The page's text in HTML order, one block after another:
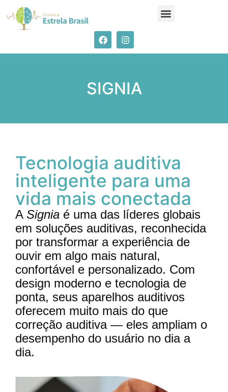
SIGNIA
Tecnologia auditiva
inteligente para uma
vida mais conectada
A Signia é uma das líderes globais
em soluções auditivas, reconhecida
por transformar a experiência de
ouvir em algo mais natural,
confortável e personalizado. Com
design moderno e tecnologia de
ponta, seus aparelhos auditivos
oferecem muito mais do que
correção auditiva — eles ampliam o
desempenho do usuário no dia a
dia.